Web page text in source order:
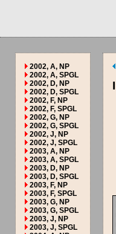
2002, A, NP
2002, A, SPGL
2002, D, NP
2002, D, SPGL
2002, F, NP
2002, F, SPGL
2002, G, NP
2002, G, SPGL
2002, J, NP
2002, J, SPGL
2003, A, NP
2003, A, SPGL
2003, D, NP
2003, D, SPGL
2003, F, NP
2003, F, SPGL
2003, G, NP
2003, G, SPGL
2003, J, NP
2003, J, SPGL